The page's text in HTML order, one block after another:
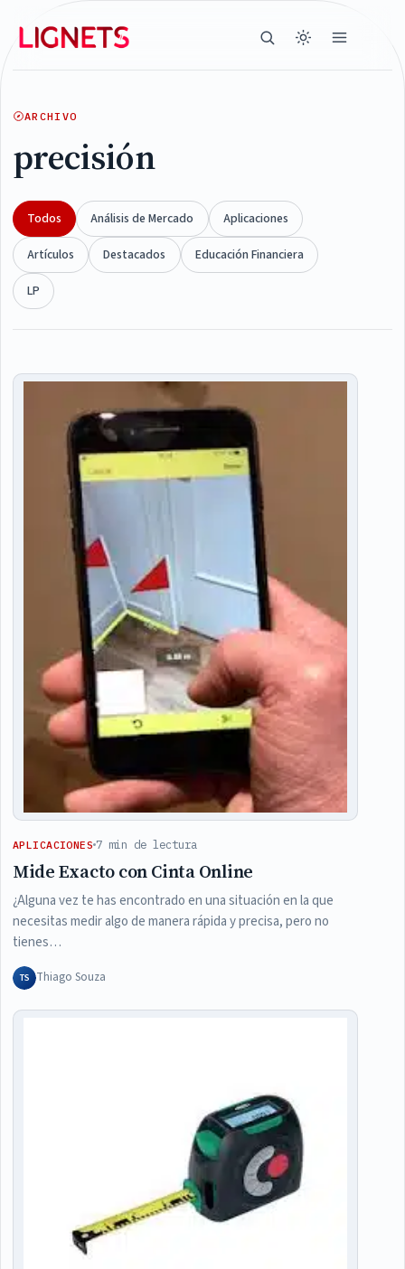
ARCHIVO
precisión
Todos Análisis de Mercado
Aplicaciones
Artículos
Destacados
Educación Financiera
LP
Articles
APLICACIONES 7 min de lectura
Mide Exacto con Cinta Online
¿Alguna vez te has encontrado en una situación en la que
necesitas medir algo de manera rápida y precisa, pero no
tienes…
TS Thiago Souza